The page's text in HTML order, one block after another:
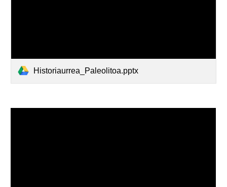
Historiaurrea_Paleolitoa.pptx